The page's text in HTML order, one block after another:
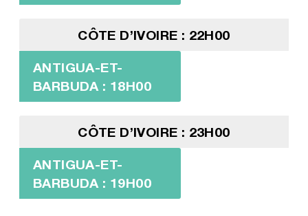
CÔTE D’IVOIRE : 22H00
ANTIGUA-ET-
BARBUDA : 18H00
CÔTE D’IVOIRE : 23H00
ANTIGUA-ET-
BARBUDA : 19H00